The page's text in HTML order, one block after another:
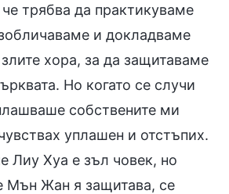
трябва да практикуваме
и докладваме
хора, за да защитаваме
Но когато се случи
собствените ми
уплашен и отстъпих.
Лиу Хуа е зъл човек, но
Мън Жан я защитава, се